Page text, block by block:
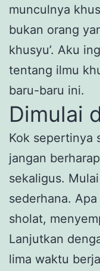
munculnya
bukan orang
khusyu’. Aku
tentang ilmu
baru-baru ini.
Dimulai
Kok sepertinya
jangan
sekaligus.
sederhana.
sholat,
Lanjutkan
lima waktu